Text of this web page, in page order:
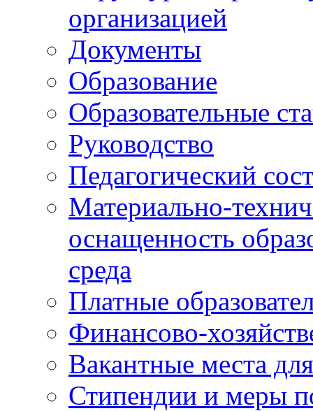
организацией
Документы
Образование
Образовательные
Руководство
Педагогический
Материально-
оснащенность
среда
Платные
Финансово-
Вакантные места
Стипендии и меры